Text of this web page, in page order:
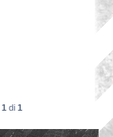
1 di 1